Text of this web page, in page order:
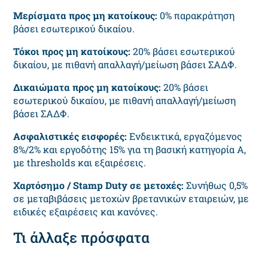
Μερίσματα προς μη κατοίκους: 0% παρακράτηση
βάσει εσωτερικού δικαίου.
Τόκοι προς μη κατοίκους: 20% βάσει εσωτερικού
δικαίου, με πιθανή απαλλαγή/μείωση βάσει ΣΑΔΦ.
Δικαιώματα προς μη κατοίκους: 20% βάσει
εσωτερικού δικαίου, με πιθανή απαλλαγή/μείωση
βάσει ΣΑΔΦ.
Ασφαλιστικές εισφορές: Ενδεικτικά, εργαζόμενος
8%/2% και εργοδότης 15% για τη βασική κατηγορία Α,
με thresholds και εξαιρέσεις.
Χαρτόσημο / Stamp Duty σε μετοχές: Συνήθως 0,5%
σε μεταβιβάσεις μετοχών βρετανικών εταιρειών, με
ειδικές εξαιρέσεις και κανόνες.
Τι άλλαξε πρόσφατα